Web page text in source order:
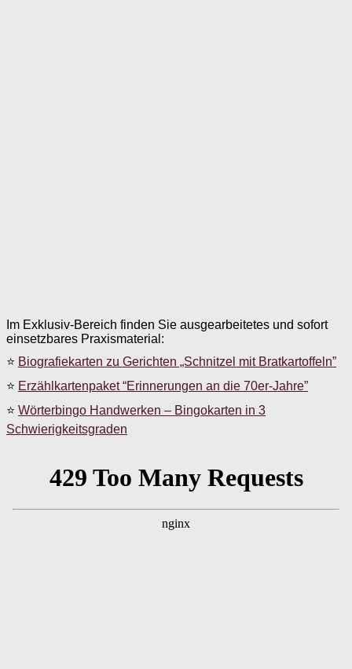
Im Exklusiv-Bereich finden Sie ausgearbeitetes und sofort
einsetzbares Praxismaterial:
⭐ Biografiekarten zu Gerichten „Schnitzel mit Bratkartoffeln”
⭐ Erzählkartenpaket “Erinnerungen an die 70er-Jahre”
⭐ Wörterbingo Handwerken – Bingokarten in 3
Schwierigkeitsgraden